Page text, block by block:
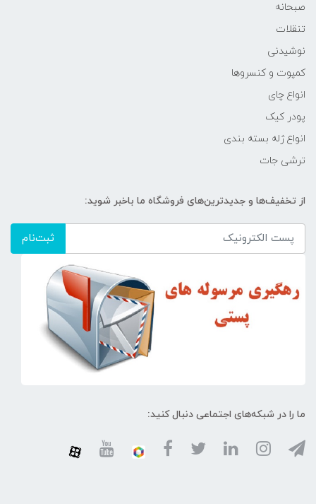
صبحانه
تنقلات
نوشیدنی
کمپوت و کنسروها
انواع چای
پودر کیک
انواع ژله بسته بندی
ترشی جات
از تخفیف‌ها و جدیدترین‌های فروشگاه ما باخبر شوید:
ثبت‌نام
ما را در شبکه‌های اجتماعی دنبال کنید: